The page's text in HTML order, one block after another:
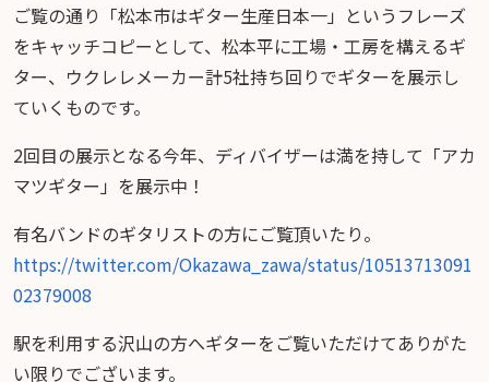
ご覧の通り「松本市はギター生産日本一」というフレーズ
をキャッチコピーとして、松本平に工場・工房を構えるギ
ター、ウクレレメーカー計5社持ち回りでギターを展示し
ていくものです。
2回目の展示となる今年、ディバイザーは満を持して「アカ
マツギター」を展示中！
有名バンドのギタリストの方にご覧頂いたり。
https://twitter.com/Okazawa_zawa/status/10513713091
02379008
駅を利用する沢山の方へギターをご覧いただけてありがた
い限りでございます。